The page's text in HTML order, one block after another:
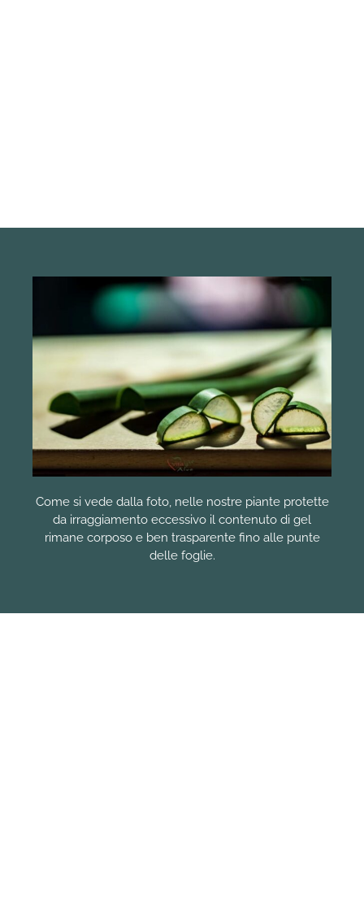
Come si vede dalla foto, nelle nostre piante protette
da irraggiamento eccessivo il contenuto di gel
rimane corposo e ben trasparente fino alle punte
delle foglie.